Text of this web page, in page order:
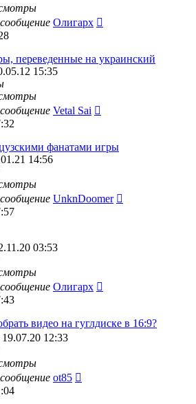
Олигарх
переведенные на украинский
15:35
Vetal Sai
фанатами игры
14:56
UnknDoomer
03:53
Олигарх
видео на гуглдиске в 16:9?
12:33
ot85